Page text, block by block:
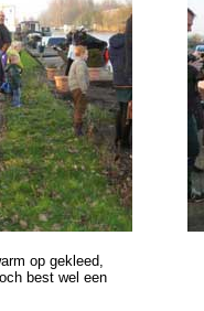
op gekleed,
best wel een